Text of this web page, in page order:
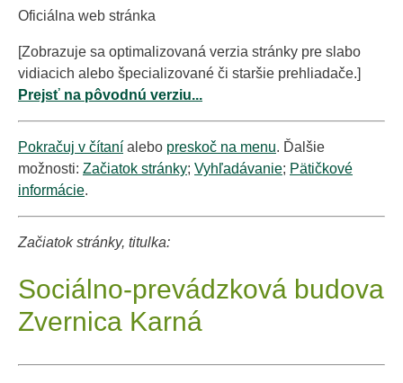
Oficiálna web stránka
[Zobrazuje sa optimalizovaná verzia stránky pre slabo
vidiacich alebo špecializované či staršie prehliadače.]
Prejsť na pôvodnú verziu...
Pokračuj v čítaní alebo preskoč na menu. Ďalšie
možnosti: Začiatok stránky; Vyhľadávanie; Pätičkové
informácie.
Začiatok stránky, titulka:
Sociálno-prevádzková budova
Zvernica Karná